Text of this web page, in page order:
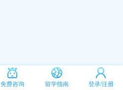
免费咨询 留学指南 登录/注册